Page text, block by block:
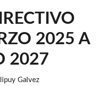
2025 A
2027
Galvez